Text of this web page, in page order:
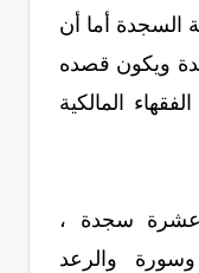
السجدة أما أن
ويكون قصده
المالكية
سجدة ،
والرعد